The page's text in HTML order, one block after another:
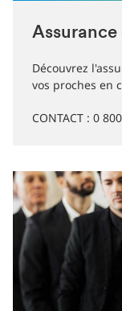
Assurance
Découvrez
vos proches en
CONTACT : 0